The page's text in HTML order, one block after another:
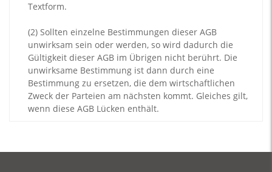
Textform.
(2) Sollten einzelne Bestimmungen dieser AGB
unwirksam sein oder werden, so wird dadurch die
Gültigkeit dieser AGB im Übrigen nicht berührt. Die
unwirksame Bestimmung ist dann durch eine
Bestimmung zu ersetzen, die dem wirtschaftlichen
Zweck der Parteien am nächsten kommt. Gleiches gilt,
wenn diese AGB Lücken enthält.